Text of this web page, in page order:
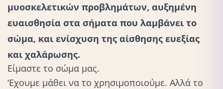
μυοσκελετικών προβλημάτων, αυξημένη
ευαισθησία στα σήματα που λαμβάνει το
σώμα, και ενίσχυση της αίσθησης ευεξίας
και χαλάρωσης.
Είμαστε το σώμα μας.
‘Εχουμε μάθει να το χρησιμοποιούμε. Αλλά το